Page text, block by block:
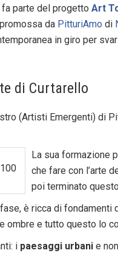
parte del progetto Art
da PitturiAmo di
in giro per
di Curtarello
(Artisti Emergenti) di
La sua formazione
che fare con l’arte
poi terminato
fase, è ricca di
ombre e tutto questo lo
i paesaggi urbani e